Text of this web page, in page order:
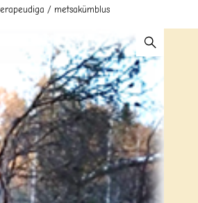
/ metsakümblus